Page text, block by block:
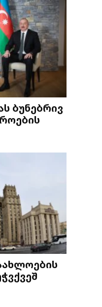
ბუნებრივ